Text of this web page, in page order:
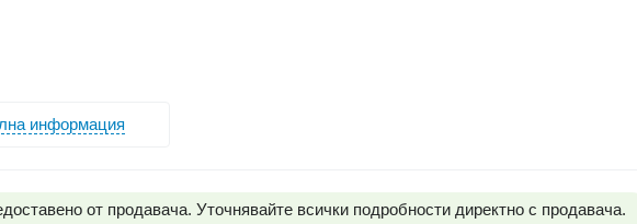
информация
от продавача. Уточнявайте всички подробности директно с продавача.